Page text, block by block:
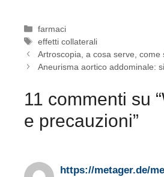
Categorie
farmaci
Tag
effetti collaterali
Artroscopia, a cosa serve, come
Aneurisma aortico addominale:
11 commenti su
e precauzioni”
https://metager.de/